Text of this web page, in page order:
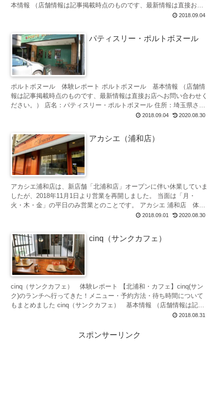
本情報 （店舗情報は記事掲載時点のものです、最新情報は直接お店
2018.09.04
パティスリー・ポルトボヌール
ポルトボヌール 体験レポート ポルトボヌール 基本情報 （店舗情
報は記事掲載時点のものです、最新情報は直接お店へお問い合わせく
ださい。） 店名：パティスリー・ポルトボヌール 住所：埼玉県さい
2018.09.04 2020.08.30
アカシエ（浦和店）
アカシエ浦和店は、新店舗「北浦和店」オープンに伴い休業していま
したが、2018年11月1日より営業を再開しました。 当面は「月・
火・木・金」の平日のみ営業とのことです。 アカシエ 浦和店 体験
2018.09.01 2020.08.30
cinq（サンクカフェ）
cinq（サンクカフェ） 体験レポート 【北浦和・カフェ】cinq(サン
ク)のランチへ行ってきた！メニュー・予約方法・待ち時間について
もまとめました cinq（サンクカフェ） 基本情報 （店舗情報は記事
2018.08.31
スポンサーリンク